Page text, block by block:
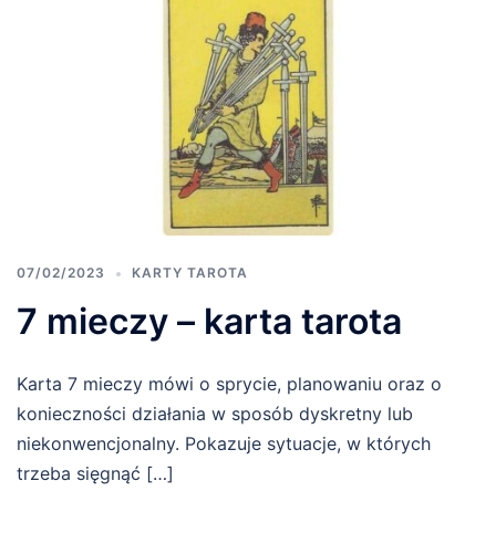
07/02/2023 KARTY TAROTA
7 mieczy – karta tarota
Karta 7 mieczy mówi o sprycie, planowaniu oraz o
konieczności działania w sposób dyskretny lub
niekonwencjonalny. Pokazuje sytuacje, w których
trzeba sięgnąć […]